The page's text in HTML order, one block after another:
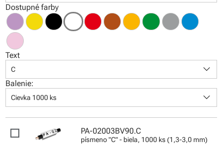
Dostupné farby
Text
C keyboard_arrow_down
Balenie:
Cievka 1000 ks keyboard_arrow_down
PA-02003BV90.C
písmeno "C" - biela, 1000 ks (1,3-3,0 mm)